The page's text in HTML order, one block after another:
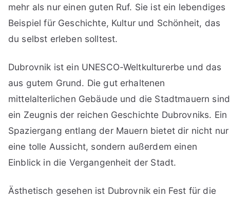
mehr als nur einen guten Ruf. Sie ist ein lebendiges
Beispiel für Geschichte, Kultur und Schönheit, das
du selbst erleben solltest.
Dubrovnik ist ein UNESCO-Weltkulturerbe und das
aus gutem Grund. Die gut erhaltenen
mittelalterlichen Gebäude und die Stadtmauern sind
ein Zeugnis der reichen Geschichte Dubrovniks. Ein
Spaziergang entlang der Mauern bietet dir nicht nur
eine tolle Aussicht, sondern außerdem einen
Einblick in die Vergangenheit der Stadt.
Ästhetisch gesehen ist Dubrovnik ein Fest für die